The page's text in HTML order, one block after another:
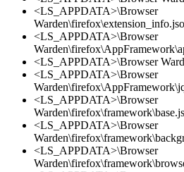
<LS_APPDATA>\Browser
<LS_APPDATA>\Browser
<LS_APPDATA>\Browser
<LS_APPDATA>\Browser
<LS_APPDATA>\Browser
Warden\firefox\framework\base.js
<LS_APPDATA>\Browser
<LS_APPDATA>\Browser